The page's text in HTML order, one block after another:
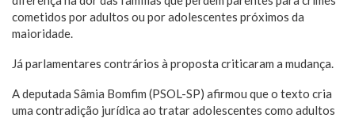
cometidos por adultos ou por adolescentes próximos da
maioridade.
Já parlamentares contrários à proposta criticaram a mudança.
A deputada Sâmia Bomfim (PSOL-SP) afirmou que o texto cria
uma contradição jurídica ao tratar adolescentes como adultos